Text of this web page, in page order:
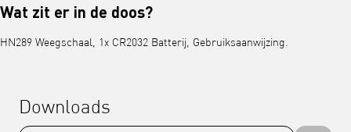
Wat zit er in de doos?
HN289 Weegschaal, 1x CR2032 Batterij, Gebruiksaanwijzing.
Downloads